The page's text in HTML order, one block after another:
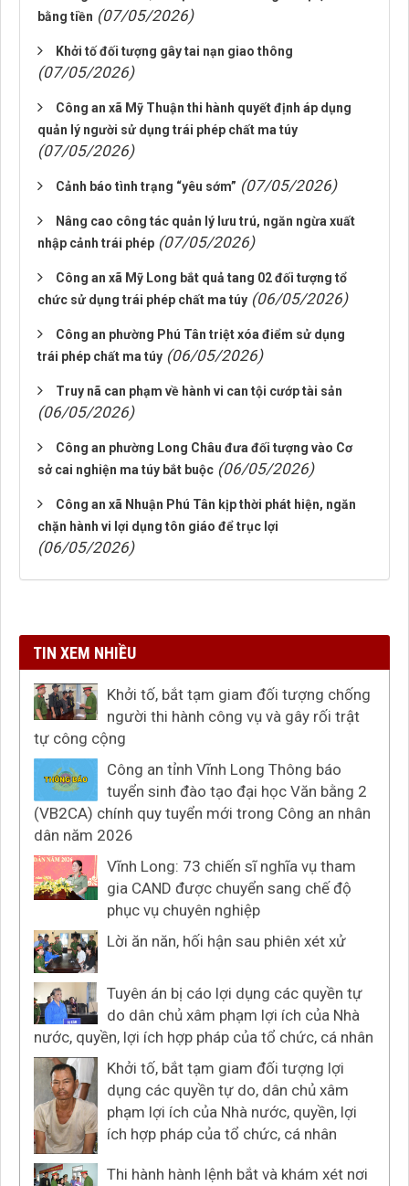
bằng tiền (07/05/2026)
Khởi tố đối tượng gây tai nạn giao thông
(07/05/2026)
Công an xã Mỹ Thuận thi hành quyết định áp dụng
quản lý người sử dụng trái phép chất ma túy
(07/05/2026)
Cảnh báo tình trạng “yêu sớm” (07/05/2026)
Nâng cao công tác quản lý lưu trú, ngăn ngừa xuất
nhập cảnh trái phép (07/05/2026)
Công an xã Mỹ Long bắt quả tang 02 đối tượng tổ
chức sử dụng trái phép chất ma túy (06/05/2026)
Công an phường Phú Tân triệt xóa điểm sử dụng
trái phép chất ma túy (06/05/2026)
Truy nã can phạm về hành vi can tội cướp tài sản
(06/05/2026)
Công an phường Long Châu đưa đối tượng vào Cơ
sở cai nghiện ma túy bắt buộc (06/05/2026)
Công an xã Nhuận Phú Tân kịp thời phát hiện, ngăn
chặn hành vi lợi dụng tôn giáo để trục lợi
(06/05/2026)
TIN XEM NHIỀU
Khởi tố, bắt tạm giam đối tượng chống
người thi hành công vụ và gây rối trật
tự công cộng
Công an tỉnh Vĩnh Long Thông báo
tuyển sinh đào tạo đại học Văn bằng 2
(VB2CA) chính quy tuyển mới trong Công an nhân
dân năm 2026
Vĩnh Long: 73 chiến sĩ nghĩa vụ tham
gia CAND được chuyển sang chế độ
phục vụ chuyên nghiệp
Lời ăn năn, hối hận sau phiên xét xử
Tuyên án bị cáo lợi dụng các quyền tự
do dân chủ xâm phạm lợi ích của Nhà
nước, quyền, lợi ích hợp pháp của tổ chức, cá nhân
Khởi tố, bắt tạm giam đối tượng lợi
dụng các quyền tự do, dân chủ xâm
phạm lợi ích của Nhà nước, quyền, lợi
ích hợp pháp của tổ chức, cá nhân
Thi hành hành lệnh bắt và khám xét nơi